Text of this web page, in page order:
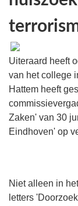
Uiteraard heeft
van het college
Hattem heeft
Zaken' van 30
Eindhoven' op
Niet alleen in
letters